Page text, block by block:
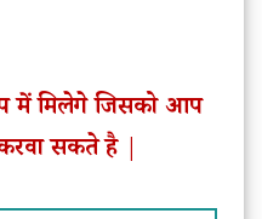
में मिलेगे जिसको आप
सकते है |